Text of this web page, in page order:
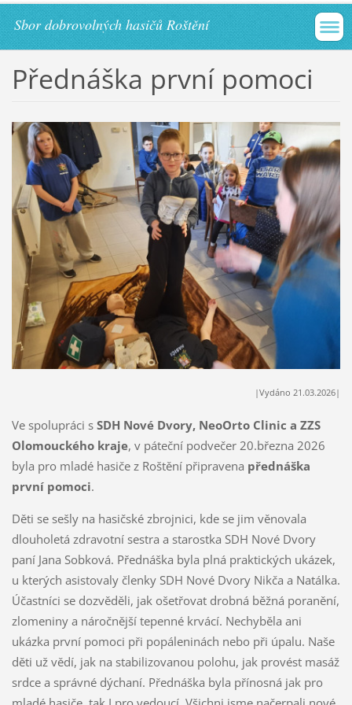
Sbor dobrovolných hasičů Roštění
Přednáška první pomoci
|Vydáno 21.03.2026|
Ve spolupráci s SDH Nové Dvory, NeoOrto Clinic a ZZS
Olomouckého kraje, v páteční podvečer 20.března 2026
byla pro mladé hasiče z Roštění připravena přednáška
první pomoci.
Děti se sešly na hasičské zbrojnici, kde se jim věnovala
dlouholetá zdravotní sestra a starostka SDH Nové Dvory
paní Jana Sobková. Přednáška byla plná praktických ukázek,
u kterých asistovaly členky SDH Nové Dvory Nikča a Natálka.
Účastníci se dozvěděli, jak ošetřovat drobná běžná poranění,
zlomeniny a náročnější tepenné krvácí. Nechyběla ani
ukázka první pomoci při popáleninách nebo při úpalu. Naše
děti už vědí, jak na stabilizovanou polohu, jak provést masáž
srdce a správné dýchaní. Přednáška byla přínosná jak pro